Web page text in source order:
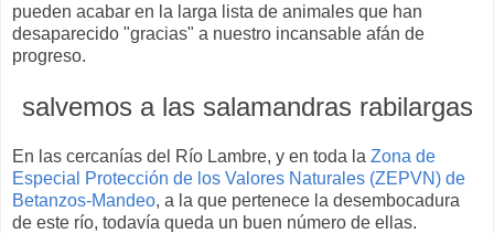
pueden acabar en la larga lista de animales que han
desaparecido "gracias" a nuestro incansable afán de
progreso.
salvemos a las salamandras rabilargas
En las cercanías del Río Lambre, y en toda la Zona de
Especial Protección de los Valores Naturales (ZEPVN) de
Betanzos-Mandeo, a la que pertenece la desembocadura
de este río, todavía queda un buen número de ellas.